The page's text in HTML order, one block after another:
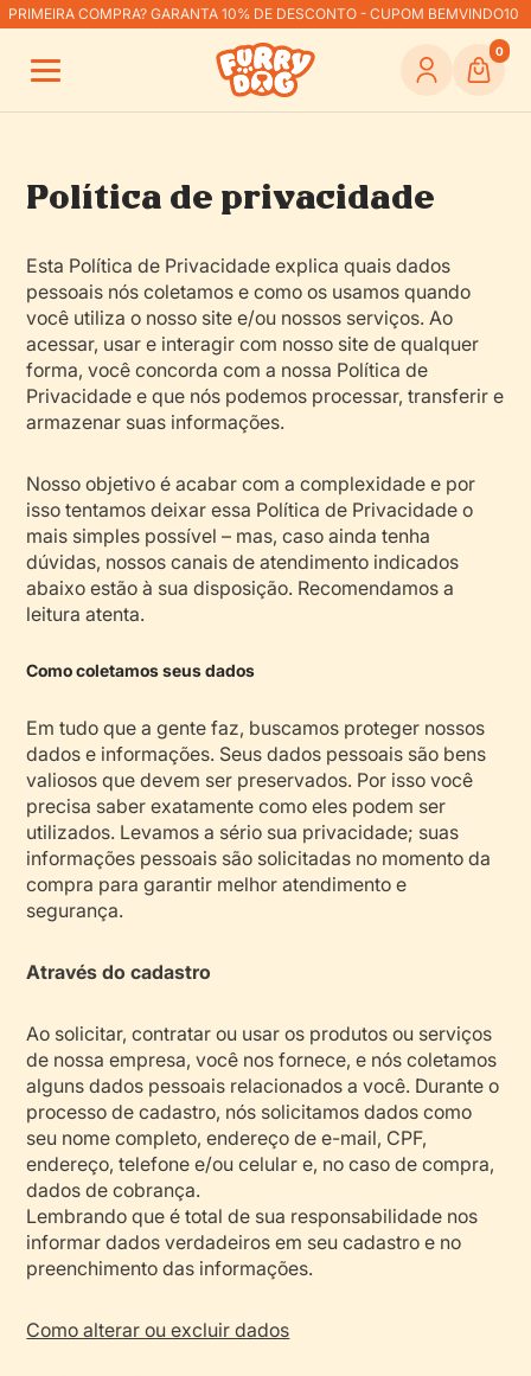
PRIMEIRA COMPRA? GARANTA 10% DE DESCONTO - CUPOM BEMVINDO10
0
Política de privacidade
Esta Política de Privacidade explica quais dados
pessoais nós coletamos e como os usamos quando
você utiliza o nosso site e/ou nossos serviços. Ao
acessar, usar e interagir com nosso site de qualquer
forma, você concorda com a nossa Política de
Privacidade e que nós podemos processar, transferir e
armazenar suas informações.
Nosso objetivo é acabar com a complexidade e por
isso tentamos deixar essa Política de Privacidade o
mais simples possível – mas, caso ainda tenha
dúvidas, nossos canais de atendimento indicados
abaixo estão à sua disposição. Recomendamos a
leitura atenta.
Como coletamos seus dados
Em tudo que a gente faz, buscamos proteger nossos
dados e informações. Seus dados pessoais são bens
valiosos que devem ser preservados. Por isso você
precisa saber exatamente como eles podem ser
utilizados. Levamos a sério sua privacidade; suas
informações pessoais são solicitadas no momento da
compra para garantir melhor atendimento e
segurança.
Através do cadastro
Ao solicitar, contratar ou usar os produtos ou serviços
de nossa empresa, você nos fornece, e nós coletamos
alguns dados pessoais relacionados a você. Durante o
processo de cadastro, nós solicitamos dados como
seu nome completo, endereço de e-mail, CPF,
endereço, telefone e/ou celular e, no caso de compra,
dados de cobrança.
Lembrando que é total de sua responsabilidade nos
informar dados verdadeiros em seu cadastro e no
preenchimento das informações.
Como alterar ou excluir dados